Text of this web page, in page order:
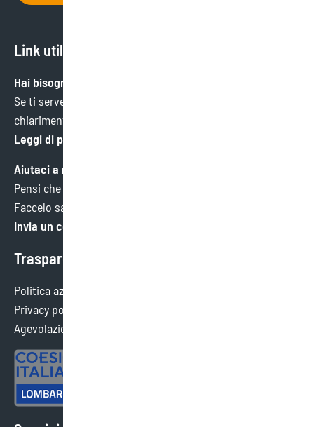
Link utili
Hai bisogno di aiuto?
Se ti serve un’informazione specifica o hai bisogno di
chiarimenti, ci trovi qui.
Leggi di più
Aiutaci a migliorare
Pensi che potremmo fare meglio in qualche ambito?
Faccelo sapere. Faremo tesoro di ogni consiglio.
Invia un commento
Trasparenza
Politica aziendale
Privacy policy
Agevolazioni ottenute